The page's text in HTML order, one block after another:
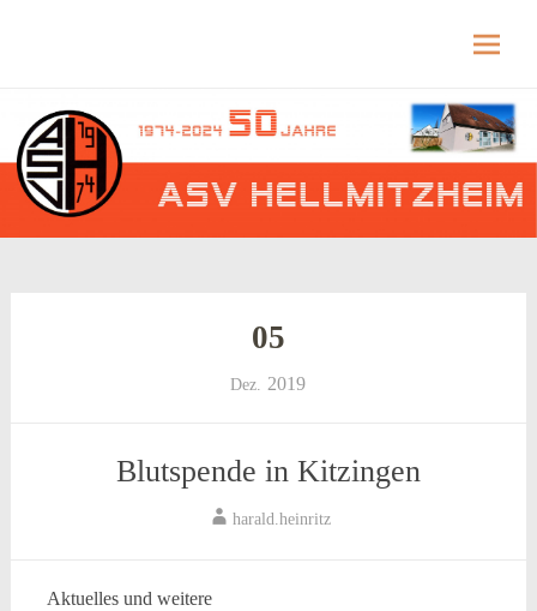
Hellmitzheim.de – fränkisches Dorf am Rande
to
content
05
Dez. 2019
Blutspende in Kitzingen
harald.heinritz
Aktuelles und weitere